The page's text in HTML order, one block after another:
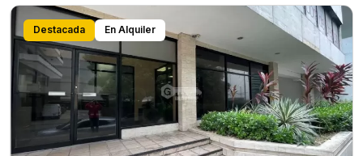
Destacada En Alquiler